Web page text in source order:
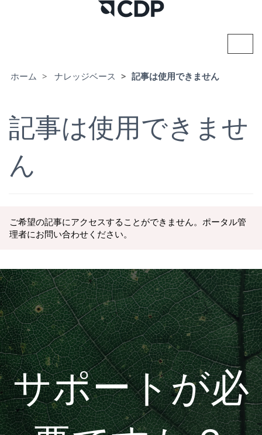
ビ
切
り
ホーム ナレッジベース 記事は使用できません
記事は使用できませ
ん
ご希望の記事にアクセスすることができません。ポータル管
理者にお問い合わせください。
サポートが必